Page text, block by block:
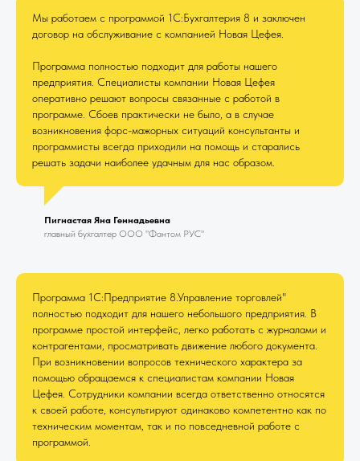
Мы работаем с программой 1С:Бухгалтерия 8 и заключен
договор на обслуживание с компанией Новая Цефея.
Программа полностью подходит для работы нашего
предприятия. Специалисты компании Новая Цефея
оперативно решают вопросы связанные с работой в
программе. Сбоев практически не было, а в случае
возникновения форс-мажорных ситуаций консультанты и
программисты всегда приходили на помощь и старались
решать задачи наиболее удачным для нас образом.
Пигнастая Яна Геннадьевна
главный бухгалтер ООО "Фантом РУС"
Программа 1С:Предприятие 8.Управление торговлей"
полностью подходит для нашего небольшого предприятия. В
программе простой интерфейс, легко работать с журналами и
контрагентами, просматривать движение любого документа.
При возникновении вопросов технического характера за
помощью обращаемся к специалистам компании Новая
Цефея. Сотрудники компании всегда ответственно относятся
к своей работе, консультируют одинаково компетентно как по
техническим моментам, так и по повседневной работе с
программой.